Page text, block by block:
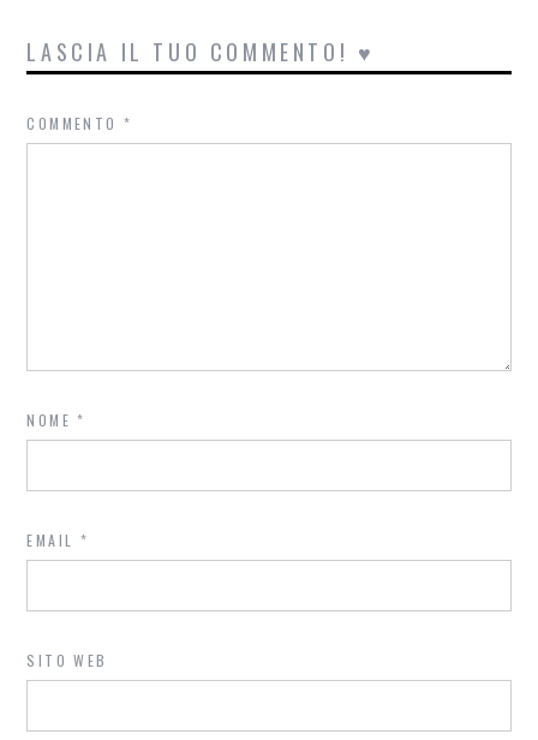
LASCIA IL TUO COMMENTO! ♥
COMMENTO*
NOME*
EMAIL *
SITO WEB